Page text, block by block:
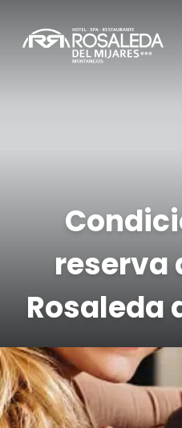
reserva
Rosaleda
Inicio /Condiciones de reserva
PAGO